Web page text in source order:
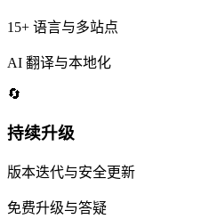
15+ 语言与多站点
AI 翻译与本地化
🔄
持续升级
版本迭代与安全更新
免费升级与答疑